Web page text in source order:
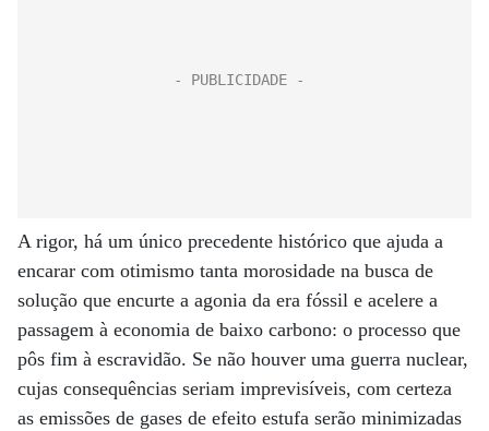
A rigor, há um único precedente histórico que ajuda a
encarar com otimismo tanta morosidade na busca de
solução que encurte a agonia da era fóssil e acelere a
passagem à economia de baixo carbono: o processo que
pôs fim à escravidão. Se não houver uma guerra nuclear,
cujas consequências seriam imprevisíveis, com certeza
as emissões de gases de efeito estufa serão minimizadas